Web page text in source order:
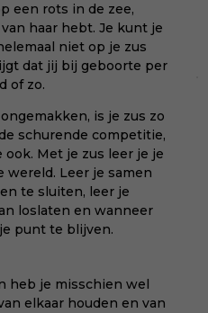
een rots in de zee,
haar hebt. Je kunt je
niet op je zus
dat jij bij geboorte per
of zo.
is je zus zo
schurende competitie,
ook. Met je zus leer je je
wereld. Leer je samen
te sluiten, leer je
loslaten en wanneer
punt te blijven.
heb je misschien wel
elkaar houden en van